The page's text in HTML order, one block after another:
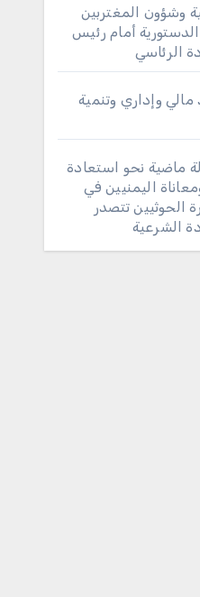
وشؤون المغتربين
أمام رئيس
الرئاسي
وإداري وتنمية
ماضية نحو استعادة
اليمنيين في
الحوثيين تتصدر
الشرعية